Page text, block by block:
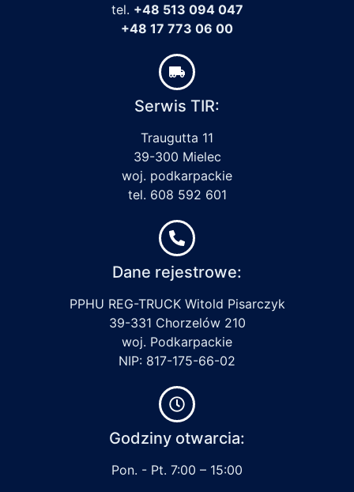
tel. +48 513 094 047
+48 17 773 06 00
Serwis TIR:
Traugutta 11
39-300 Mielec
woj. podkarpackie
tel. 608 592 601
Dane rejestrowe:
PPHU REG-TRUCK Witold Pisarczyk
39-331 Chorzelów 210
woj. Podkarpackie
NIP: 817-175-66-02
Godziny otwarcia:
Pon. - Pt. 7:00 – 15:00